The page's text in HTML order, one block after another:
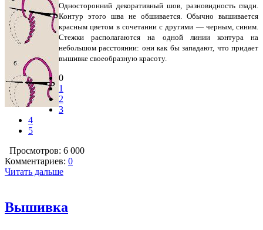
Односторонний декоративный шов, разновидность глади.
Контур этого шва не обшивается. Обычно вышивается
красным цветом в сочетании с другими — черным, синим.
Стежки располагаются на одной линии контура на
небольшом расстоянии: они как бы западают, что придает
вышивке своеобразную красоту.
0
1
2
3
4
5
Просмотров: 6 000
Комментариев: 0
Читать дальше
Вышивка